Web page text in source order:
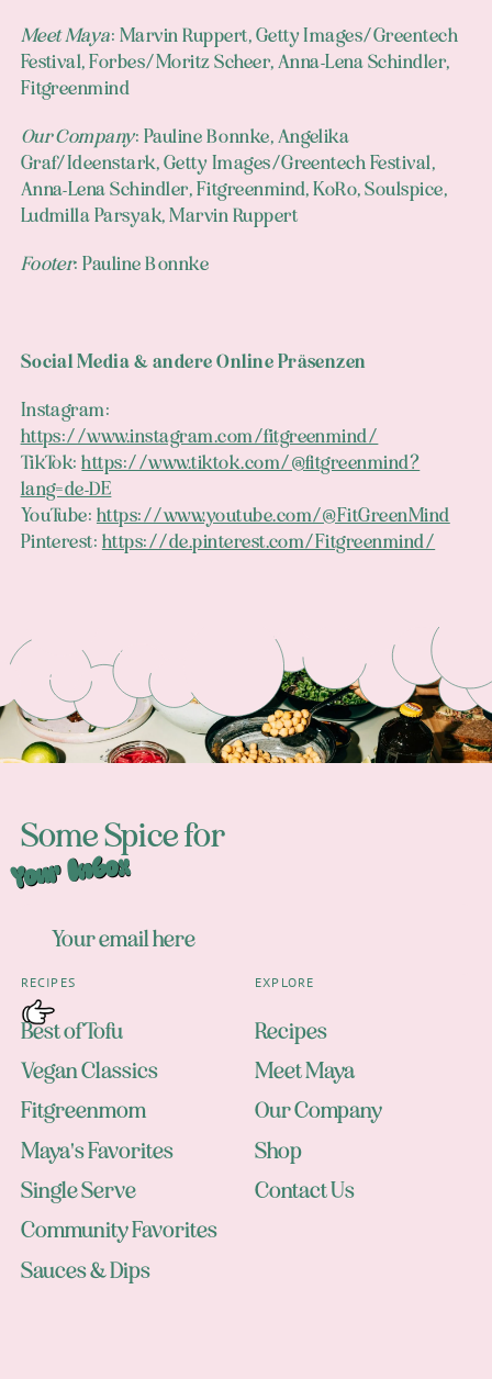
Meet Maya: Marvin Ruppert, Getty Images/Greentech
Festival, Forbes/Moritz Scheer, Anna-Lena Schindler,
Fitgreenmind
Our Company: Pauline Bonnke, Angelika
Graf/Ideenstark, Getty Images/Greentech Festival,
Anna-Lena Schindler, Fitgreenmind, KoRo, Soulspice,
Ludmilla Parsyak, Marvin Ruppert
Footer: Pauline Bonnke
Social Media & andere Online Präsenzen
Instagram:
https://www.instagram.com/fitgreenmind/
TikTok:https://www.tiktok.com/@fitgreenmind?
lang=de-DE
YouTube: https://www.youtube.com/@FitGreenMind
Pinterest: https://de.pinterest.com/Fitgreenmind/
Footer
Some Spice for
Your Inbox
RECIPES
Best of Tofu
Vegan Classics
Fitgreenmom
Maya's Favorites
Single Serve
Community Favorites
Sauces & Dips
EXPLORE
Recipes
Meet Maya
Our Company
Shop
Contact Us